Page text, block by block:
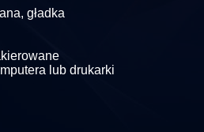
gładka
lub drukarki